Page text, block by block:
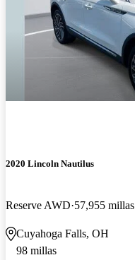
2020 Lincoln Nautilus
Reserve AWD 57,955 millas
Cuyahoga Falls, OH
98 millas